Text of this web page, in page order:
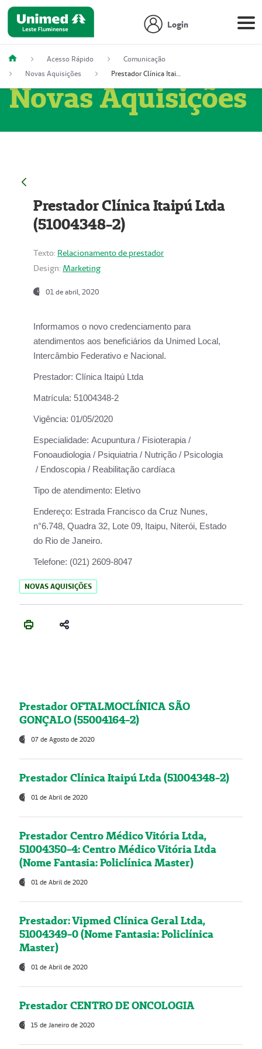
Login
Acesso Rápido
Comunicação
Novas Aquisições
Prestador Clínica Itaipú Ltda (51004348-2)
Novas Aquisições
Prestador Clínica Itaipú Ltda
(51004348-2)
Texto: Relacionamento de prestador
Design: Marketing
01 de abril, 2020
Informamos o novo credenciamento para
atendimentos aos beneficiários da Unimed Local,
Intercâmbio Federativo e Nacional.
Prestador: Clínica Itaipú Ltda
Matrícula: 51004348-2
Vigência: 01/05/2020
Especialidade: Acupuntura / Fisioterapia /
Fonoaudiologia / Psiquiatria / Nutrição / Psicologia
/ Endoscopia / Reabilitação cardíaca
Tipo de atendimento: Eletivo
Endereço: Estrada Francisco da Cruz Nunes,
n°6.748, Quadra 32, Lote 09, Itaipu, Niterói, Estado
do Rio de Janeiro.
Telefone: (021) 2609-8047
NOVAS AQUISIÇÕES
Prestador OFTALMOCLÍNICA SÃO
GONÇALO (55004164-2)
07 de Agosto de 2020
Prestador Clínica Itaipú Ltda (51004348-2)
01 de Abril de 2020
Prestador Centro Médico Vitória Ltda,
51004350-4: Centro Médico Vitória Ltda
(Nome Fantasia: Policlínica Master)
01 de Abril de 2020
Prestador: Vipmed Clínica Geral Ltda,
51004349-0 (Nome Fantasia: Policlínica
Master)
01 de Abril de 2020
Prestador CENTRO DE ONCOLOGIA
15 de Janeiro de 2020